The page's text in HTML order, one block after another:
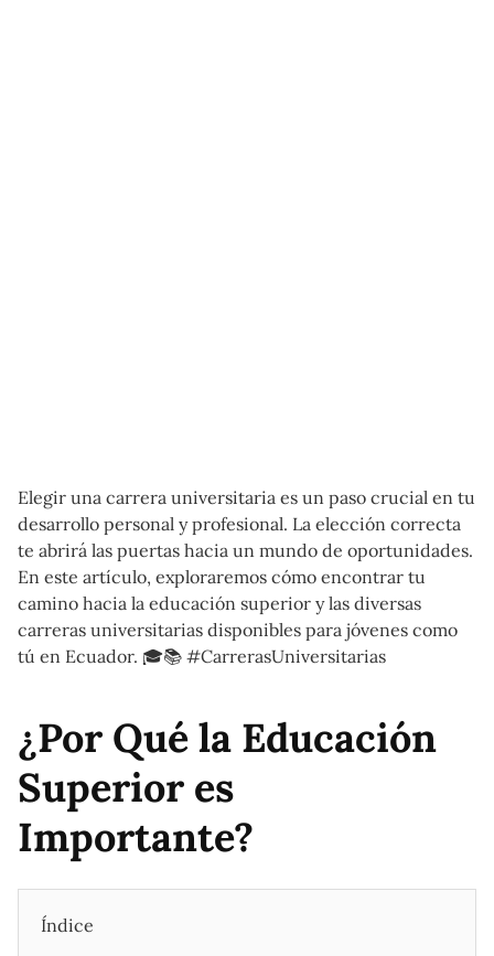
Elegir una carrera universitaria es un paso crucial en tu
desarrollo personal y profesional. La elección correcta
te abrirá las puertas hacia un mundo de oportunidades.
En este artículo, exploraremos cómo encontrar tu
camino hacia la educación superior y las diversas
carreras universitarias disponibles para jóvenes como
tú en Ecuador. 🎓📚 #CarrerasUniversitarias
¿Por Qué la Educación
Superior es
Importante?
Índice